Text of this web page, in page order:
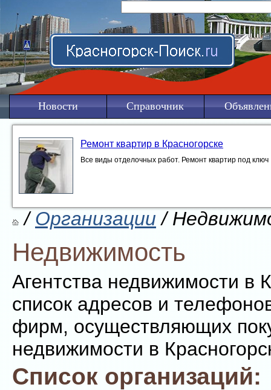
Новости Справочник
Ремонт квартир в Красногорске
Все виды отделочных работ. Ремонт квартир под ключ
/Организации/
Недвижимость
Агентства недвижимости в
список адресов и
фирм, осуществляющих
недвижимости в
Список организаций: